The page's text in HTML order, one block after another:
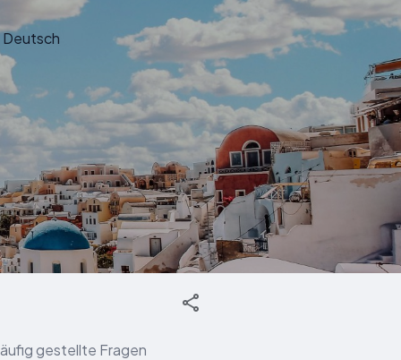
Deutsch
gestellte Fragen